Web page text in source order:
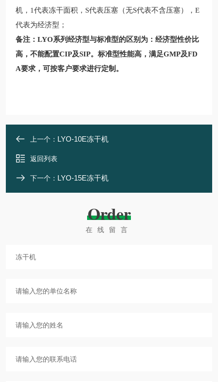
机，1代表冻干面积，S代表压塞（无S代表不含压塞），E
代表为经济型；
备注：LYO系列经济型与标准型的区别为：经济型性价比
高，不能配置CIP及SIP。标准型性能高，满足GMP及FD
A要求，可按客户要求进行定制。
上一个： LYO-10E冻干机
返回列表
下一个： LYO-15E冻干机
Order
在线留言